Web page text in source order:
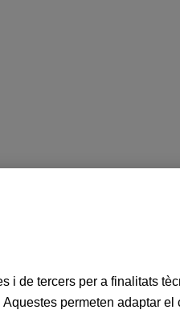
i de tercers per a finalitats
permeten adaptar